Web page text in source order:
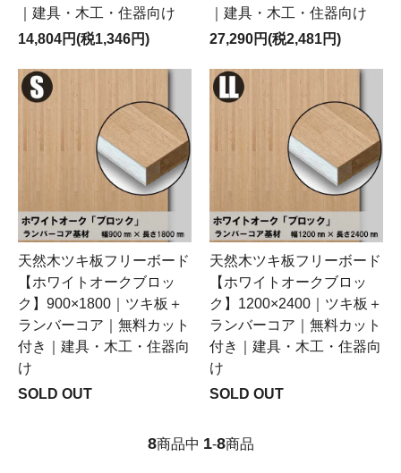
｜建具・木工・住器向け
14,804円(税1,346円)
｜建具・木工・住器向け
27,290円(税2,481円)
天然木ツキ板フリーボード
【ホワイトオークブロッ
ク】900×1800｜ツキ板＋
ランバーコア｜無料カット
付き｜建具・木工・住器向
け
SOLD OUT
天然木ツキ板フリーボード
【ホワイトオークブロッ
ク】1200×2400｜ツキ板＋
ランバーコア｜無料カット
付き｜建具・木工・住器向
け
SOLD OUT
8商品中 1-8商品